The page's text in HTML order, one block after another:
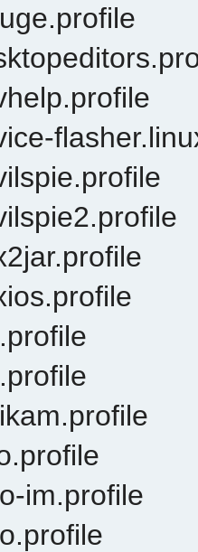
im.profile